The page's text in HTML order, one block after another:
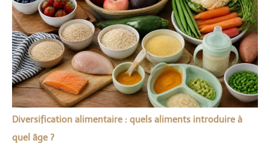
Diversification alimentaire : quels aliments introduire à
quel âge ?